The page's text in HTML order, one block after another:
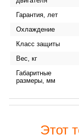
Гарантия, лет
Охлаждение
Класс защиты
Вес, кг
Габаритные
размеры, мм
Этот